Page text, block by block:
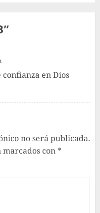
”
en Dios
no será publicada.
marcados con *